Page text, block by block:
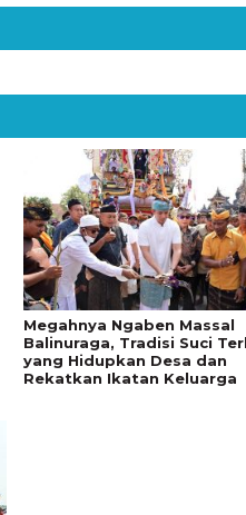
Megahnya Ngaben Massal
Balinuraga, Tradisi Suci
yang Hidupkan Desa dan
Rekatkan Ikatan Keluarga